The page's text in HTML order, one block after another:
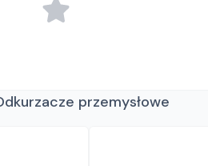
przemysłowe